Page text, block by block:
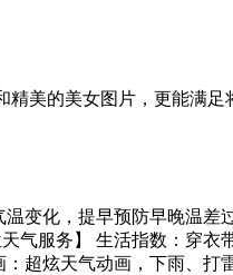
美的美女图片，更能满
变化，提早预防早晚温
服务】 生活指数：穿
超炫天气动画，下雨、打